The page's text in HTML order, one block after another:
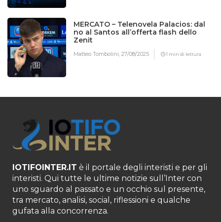
MERCATO – Telenovela Palacios: dal
no al Santos all’offerta flash dello
Zenit
Matteo Tombolini,27/08/2025 1 min di lettura
IOTIFOINTER.IT è il portale degli interisti e per gli
interisti. Qui tutte le ultime notizie sull’Inter con
uno sguardo al passato e un occhio sul presente,
tra mercato, analisi, social, riflessioni e qualche
gufata alla concorrenza.